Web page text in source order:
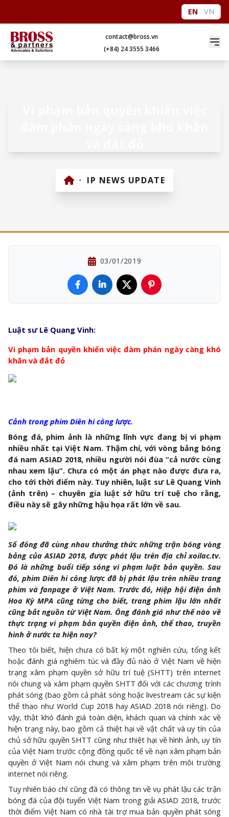
EN VN
contact@bross.vn
(+84) 24 3555 3466
• IP NEWS UPDATE
03/01/2019
Luật sư Lê Quang Vinh:
Vi phạm bản quyền khiến việc đàm phán ngày càng khó
khăn và đắt đỏ
Cảnh trong phim Diên hi công lược.
Bóng đá, phim ảnh là những lĩnh vực đang bị vi phạm
nhiều nhất tại Việt Nam. Thậm chí, với vòng bảng bóng
đá nam ASIAD 2018, nhiều người nói đùa “cả nước cùng
nhau xem lậu”. Chưa có một án phạt nào được đưa ra,
cho tới thời điểm này. Tuy nhiên, luật sư Lê Quang Vinh
(ảnh trên) – chuyên gia luật sở hữu trí tuệ cho rằng,
điều này sẽ gây những hậu họa rất lớn về sau.
Số đông đã cùng nhau thưởng thức những trận bóng vòng
bảng của ASIAD 2018, được phát lậu trên địa chỉ xoilac.tv.
Đó là những buổi tiếp sóng vi phạm luật bản quyền. Sau
đó, phim Diên hi công lược đã bị phát lậu trên nhiều trang
phim và fanpage ở Việt Nam. Trước đó, Hiệp hội điện ảnh
Hoa Kỳ MPA cũng từng cho biết, trang phim lậu lớn nhất
cũng bắt nguồn từ Việt Nam. Ông đánh giá như thế nào về
thực trạng vi phạm bản quyền điện ảnh, thể thao, truyền
hình ở nước ta hiện nay?
Theo tôi biết, hiện chưa có bất kỳ một nghiên cứu, tổng kết
hoặc đánh giá nghiêm túc và đầy đủ nào ở Việt Nam về hiện
trạng xâm phạm quyền sở hữu trí tuệ (SHTT) trên internet
nói chung và xâm phạm quyền SHTT đối với các chương trình
phát sóng (bao gồm cả phát sóng hoặc livestream các sự kiện
thể thao như World Cup 2018 hay ASIAD 2018 nói riêng). Do
vậy, thật khó đánh giá toàn diện, khách quan và chính xác về
hiện trạng này, bao gồm cả thiệt hại về vật chất và uy tín của
chủ sở hữu quyền SHTT cũng như thiệt hại về hình ảnh, uy tín
của Việt Nam trước cộng đồng quốc tế về nạn xâm phạm bản
quyền ở Việt Nam nói chung và xâm phạm trên môi trường
internet nói riêng.
Tuy nhiên báo chí cũng đã có thông tin về vụ phát lậu các trận
bóng đá của đội tuyển Việt Nam trong giải ASIAD 2018, trước
thời điểm Việt Nam có nhà tài trợ mua bản quyền phát sóng